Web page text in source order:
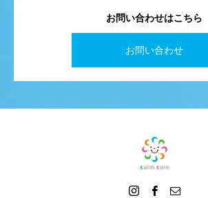
お問い合わせはこちら
お問い合わせ